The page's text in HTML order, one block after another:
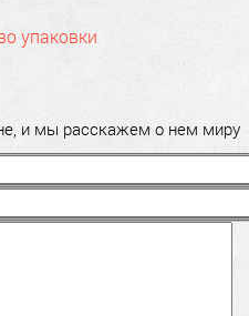
упаковки
и мы расскажем о нем миру